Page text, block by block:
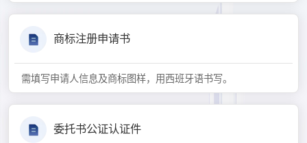
商标注册申请书
需填写申请人信息及商标图样，用西班牙语书写。
委托书公证认证件